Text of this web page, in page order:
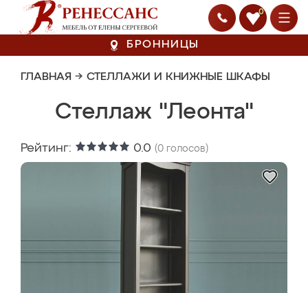
0
БРОННИЦЫ
ГЛАВНАЯ → СТЕЛЛАЖИ И КНИЖНЫЕ ШКАФЫ
Стеллаж "Леонта"
Рейтинг: 0.0 (0 голосов)